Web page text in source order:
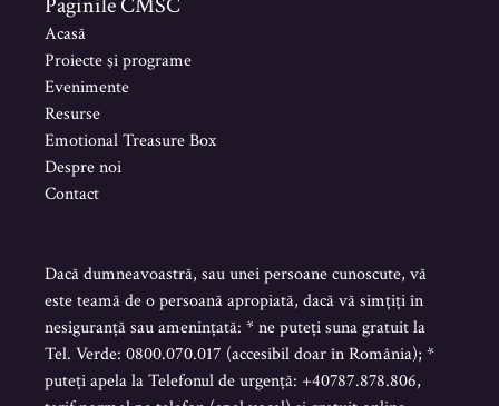
Paginile CMSC
Acasă
Proiecte şi programe
Evenimente
Resurse
Emotional Treasure Box
Despre noi
Contact
Dacă dumneavoastră, sau unei persoane cunoscute, vă
este teamă de o persoană apropiată, dacă vă simțiți în
nesiguranță sau amenințată: * ne puteți suna gratuit la
Tel. Verde: 0800.070.017 (accesibil doar în România); *
puteți apela la Telefonul de urgență: +40787.878.806,